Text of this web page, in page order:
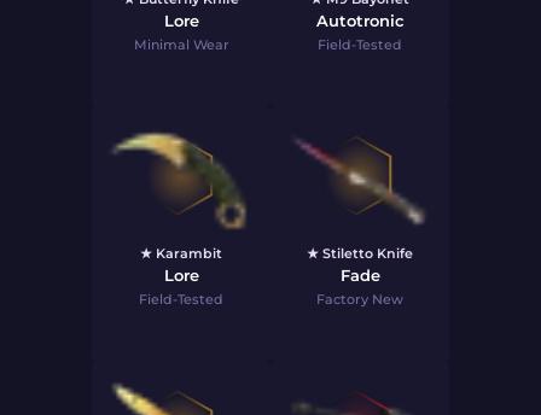
Lore
Minimal Wear
Autotronic
Field-Tested
★ Karambit
Lore
Field-Tested
★ Stiletto Knife
Fade
Factory New